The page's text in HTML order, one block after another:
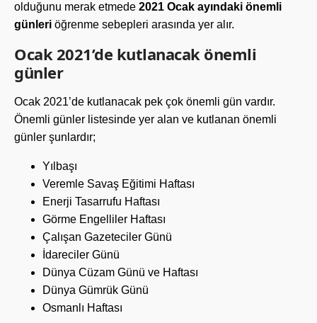
olduğunu merak etmede 2021 Ocak ayındaki önemli
günleri öğrenme sebepleri arasında yer alır.
Ocak 2021’de kutlanacak önemli
günler
Ocak 2021’de kutlanacak pek çok önemli gün vardır.
Önemli günler listesinde yer alan ve kutlanan önemli
günler şunlardır;
Yılbaşı
Veremle Savaş Eğitimi Haftası
Enerji Tasarrufu Haftası
Görme Engelliler Haftası
Çalışan Gazeteciler Günü
İdareciler Günü
Dünya Cüzam Günü ve Haftası
Dünya Gümrük Günü
Osmanlı Haftası